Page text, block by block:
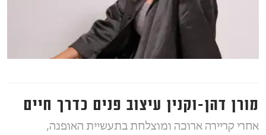
מורן דהן-וקנין עיצוב פנים כדרך חיים
אחרי קריירה ארוכה ומוצלחת בתעשיית האופנה,